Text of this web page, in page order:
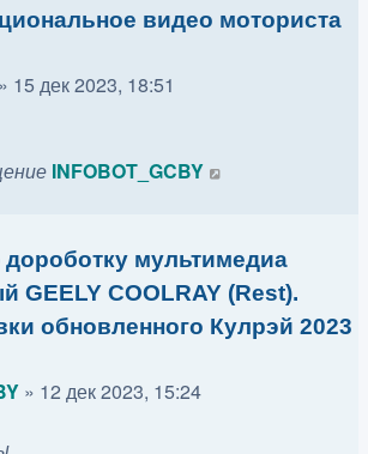
видео моториста
» 15 дек 2023, 18:51
INFOBOT_GCBY
мультимедиа
GEELY COOLRAY (Rest).
обновленного Кулрэй 2023
» 12 дек 2023, 15:24